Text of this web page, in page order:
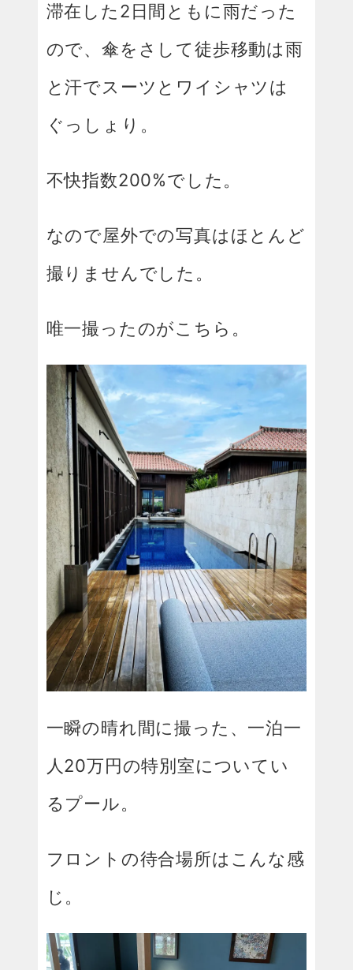
滞在した2日間ともに雨だった
ので、傘をさして徒歩移動は雨
と汗でスーツとワイシャツは
ぐっしょり。
不快指数200%でした。
なので屋外での写真はほとんど
撮りませんでした。
唯一撮ったのがこちら。
一瞬の晴れ間に撮った、一泊一
人20万円の特別室についてい
るプール。
フロントの待合場所はこんな感
じ。